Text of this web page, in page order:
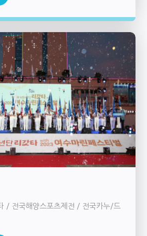
/ 전국해양스포츠제전 / 전국카누/드